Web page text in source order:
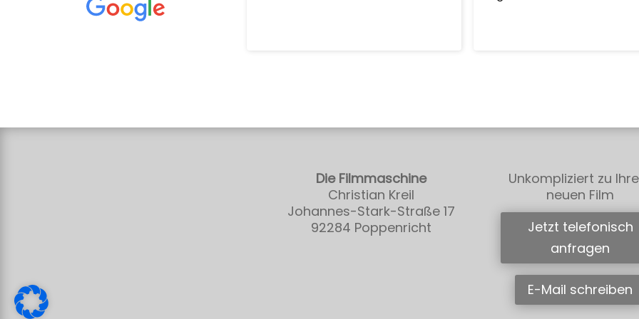
Ergebnis immer Top ????????
Die Filmmaschine
Christian Kreil
Johannes-Stark-Straße 17
92284 Poppenricht
Unkompliziert zu
neuen Film
Jetzt telefonisch
anfragen
E-Mail schreiben